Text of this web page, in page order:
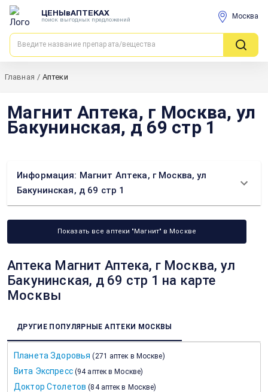
ЦЕНЫвАПТЕКАХ
поиск выгодных предложений Москва
Главная / Аптеки
Магнит Аптека, г Москва, ул
Бакунинская, д 69 стр 1
Информация: Магнит Аптека, г Москва, ул
Бакунинская, д 69 стр 1
Показать все аптеки "Магнит" в Москве
Аптека Магнит Аптека, г Москва, ул
Бакунинская, д 69 стр 1 на карте
Москвы
ДРУГИЕ ПОПУЛЯРНЫЕ АПТЕКИ МОСКВЫ
Планета Здоровья (271 аптек в Москве)
Вита Экспресс (94 аптек в Москве)
Доктор Столетов (84 аптек в Москве)